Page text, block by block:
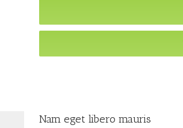
Nam eget libero mauris